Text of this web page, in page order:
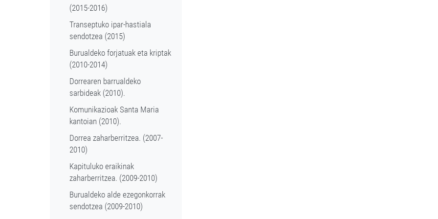
(2015-2016)
Transeptuko ipar-hastiala
sendotzea (2015)
Burualdeko forjatuak eta kriptak
(2010-2014)
Dorrearen barrualdeko
sarbideak (2010).
Komunikazioak Santa Maria
kantoian (2010).
Dorrea zaharberritzea. (2007-
2010)
Kapituluko eraikinak
zaharberritzea. (2009-2010)
Burualdeko alde ezegonkorrak
sendotzea (2009-2010)